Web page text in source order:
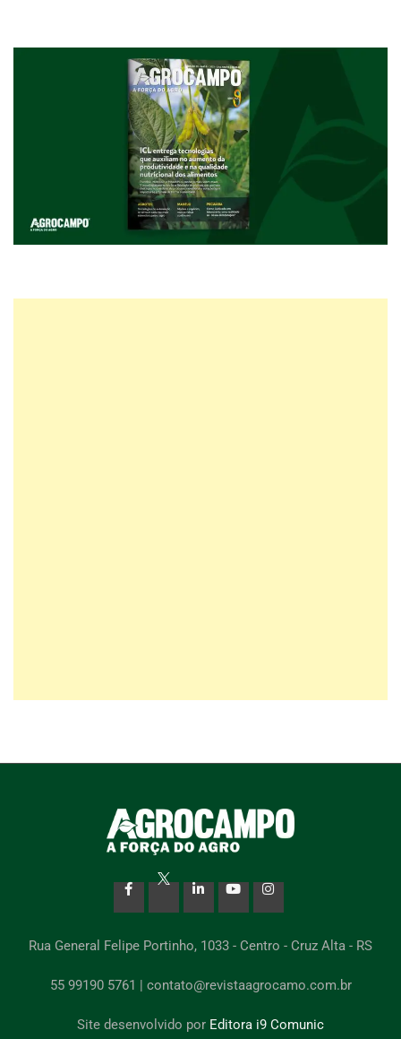
Rua General Felipe Portinho, 1033 - Centro - Cruz Alta - RS
55 99190 5761 | contato@revistaagrocamo.com.br
Site desenvolvido por Editora i9 Comunic